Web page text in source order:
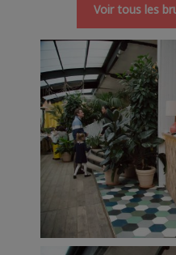
Voir tous les